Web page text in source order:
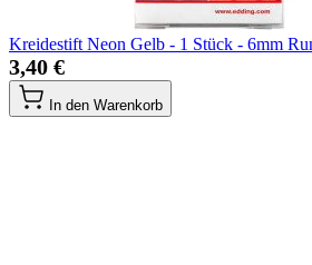
Kreidestift Neon Gelb - 1 Stück - 6mm
3,40 €
In den Warenkorb